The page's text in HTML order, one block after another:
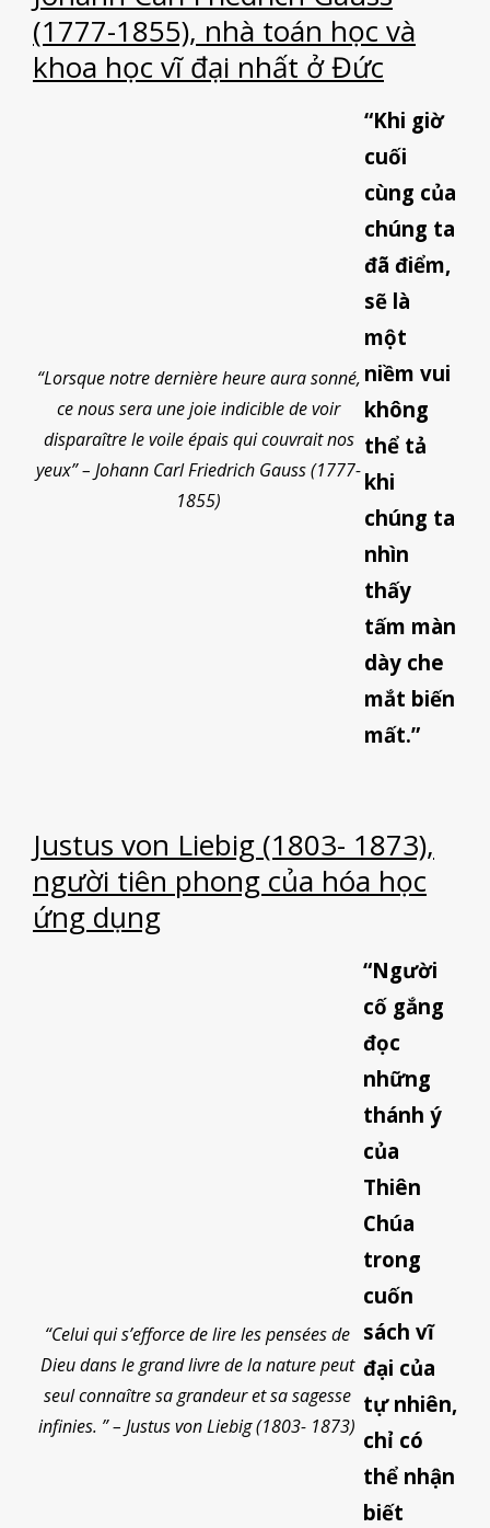
(1777-1855), nhà toán học và
khoa học vĩ đại nhất ở Đức
“Lorsque notre dernière heure aura sonné,
ce nous sera une joie indicible de voir
disparaître le voile épais qui couvrait nos
yeux” – Johann Carl Friedrich Gauss (1777-
1855)
“Khi giờ
cuối
cùng của
chúng ta
đã điểm,
sẽ là
một
niềm vui
không
thể tả
khi
chúng ta
nhìn
thấy
tấm màn
dày che
mắt biến
mất.”
Justus von Liebig (1803- 1873),
người tiên phong của hóa học
ứng dụng
“Celui qui s’efforce de lire les pensées de
Dieu dans le grand livre de la nature peut
seul connaître sa grandeur et sa sagesse
infinies. ” – Justus von Liebig (1803- 1873)
“Người
cố gắng
đọc
những
thánh ý
của
Thiên
Chúa
trong
cuốn
sách vĩ
đại của
tự nhiên,
chỉ có
thể nhận
biết